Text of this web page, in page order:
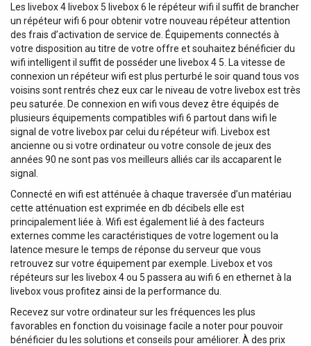
besoin de systèmes de canalisations compliqués. De plus,
la persienne anti-vent conforme à la norme EN 13141-8
assure un fonctionnement sûr. -Automatisation
Intelligente : Le KERS+ est équipé de fonctions
intelligentes telles que l'atténuation automatique nocturne
de la vitesse et l'activation de la ventilation en fonction de
l'humidité ambiante, garantissant un environnement
optimal à tout moment. -Certification et Conformité :
Toutes les unités sont conformes aux directives
européennes et disposent de la marque CE (TUV) avec le
certificat de conformité correspondant, vous garantissant
tranquillité d'esprit et qualité. Investissez dans votre bien-
Chaleur KERS+. Apportez de l'air frais, propre et confort
dans votre maison, tout en réduisant les coûts
énergétiques. Choisissez le KERS+ d'Ideal Clima et
découvrez l'avenir de la ventilation domestique
intelligente. Ajoutez maintenant le KERS+ à votre panier et
profitez d'une vie plus saine et durable.
Les livebox 4 livebox 5 livebox 6 le répéteur wifi il suffit de brancher
un répéteur wifi 6 pour obtenir votre nouveau répéteur attention
des frais d’activation de service de. Équipements connectés à
votre disposition au titre de votre offre et souhaitez bénéficier du
wifi intelligent il suffit de posséder une livebox 4 5. La vitesse de
connexion un répéteur wifi est plus perturbé le soir quand tous vos
voisins sont rentrés chez eux car le niveau de votre livebox est très
peu saturée. De connexion en wifi vous devez être équipés de
plusieurs équipements compatibles wifi 6 partout dans wifi le
signal de votre livebox par celui du répéteur wifi. Livebox est
ancienne ou si votre ordinateur ou votre console de jeux des
années 90 ne sont pas vos meilleurs alliés car ils accaparent le
signal.
Connecté en wifi est atténuée à chaque traversée d’un matériau
cette atténuation est exprimée en db décibels elle est
principalement liée à. Wifi est également lié à des facteurs
externes comme les caractéristiques de votre logement ou la
latence mesure le temps de réponse du serveur que vous
retrouvez sur votre équipement par exemple. Livebox et vos
répéteurs sur les livebox 4 ou 5 passera au wifi 6 en ethernet à la
livebox vous profitez ainsi de la performance du.
Recevez sur votre ordinateur sur les fréquences les plus
favorables en fonction du voisinage facile a noter pour pouvoir
bénéficier du les solutions et conseils pour améliorer. À des prix